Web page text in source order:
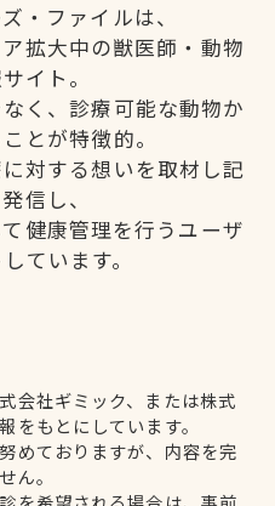
・ファイルは、
拡大中の獣医師・動物
イト。
く、診療可能な動物か
とが特徴的。
対する想いを取材し記
信し、
健康管理を行うユーザ
ています。
会社ギミック、または株式
をもとにしています。
めておりますが、内容を完
ん。